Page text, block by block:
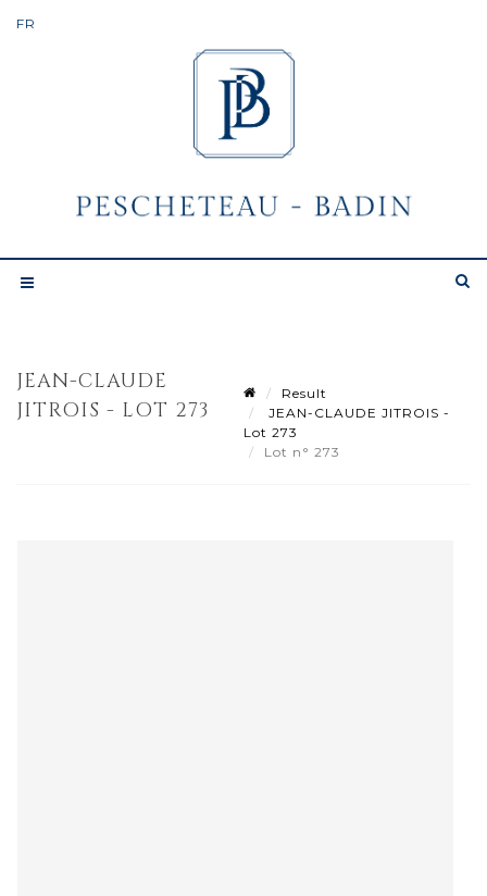
JEAN-CLAUDE
JITROIS - LOT 273
Result
JEAN-CLAUDE JITROIS -
Lot 273
Lot n° 273